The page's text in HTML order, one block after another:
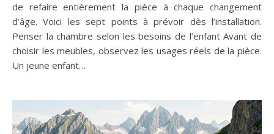
de refaire entièrement la pièce à chaque changement
d’âge. Voici les sept points à prévoir dès l’installation.
Penser la chambre selon les besoins de l’enfant Avant de
choisir les meubles, observez les usages réels de la pièce.
Un jeune enfant…